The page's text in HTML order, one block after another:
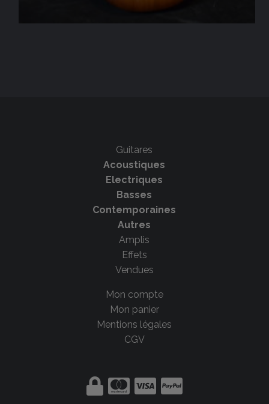
Guitares
Acoustiques
Electriques
Basses
Contemporaines
Autres
Amplis
Effets
Vendues
Mon compte
Mon panier
Mentions légales
CGV